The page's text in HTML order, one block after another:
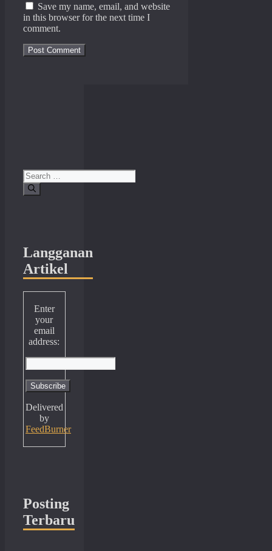
Save my name, email, and website
in this browser for the next time I
comment.
Search
for:
Langganan
Artikel
Enter
your
email
address:
Delivered
by
FeedBurner
Posting
Terbaru